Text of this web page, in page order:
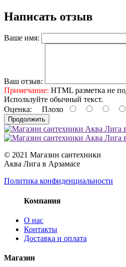
Написать отзыв
Ваше имя:
Ваш отзыв:
Примечание: HTML разметка не
Используйте обычный текст.
Оценка: Плохо
Продолжить
© 2021 Магазин сантехники
Аква Лига в Арзамасе
Политика конфиденциальности
Компания
О нас
Контакты
Доставка и оплата
Магазин